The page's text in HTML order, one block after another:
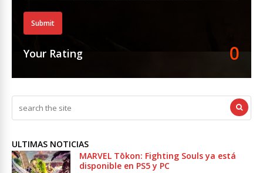
Submit
Your Rating 0
ULTIMAS NOTICIAS
MARVEL Tōkon: Fighting Souls ya está
disponible en PS5 y PC